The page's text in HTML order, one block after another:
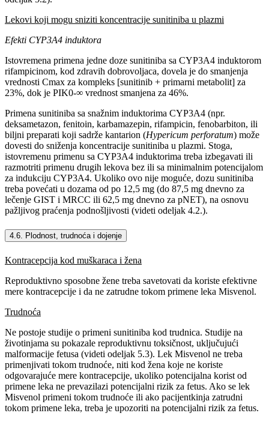
Lekovi koji mogu sniziti koncentracije sunitiniba u plazmi
Efekti CYP3A4 induktora
Istovremena primena jedne doze sunitiniba sa CYP3A4 induktorom
rifampicinom, kod zdravih dobrovoljaca, dovela je do smanjenja
vrednosti Cmax za kompleks [sunitinib + primarni metabolit] za
23%, dok je PIK0-∞ vrednost smanjena za 46%.
Primena sunitiniba sa snažnim induktorima CYP3A4 (npr.
deksametazon, fenitoin, karbamazepin, rifampicin, fenobarbiton, ili
biljni preparati koji sadrže kantarion (Hypericum perforatum) može
dovesti do sniženja koncentracije sunitiniba u plazmi. Stoga,
istovremenu primenu sa CYP3A4 induktorima treba izbegavati ili
razmotriti primenu drugih lekova bez ili sa minimalnim potencijalom
za indukciju CYP3A4. Ukoliko ovo nije moguće, dozu sunitiniba
treba povećati u dozama od po 12,5 mg (do 87,5 mg dnevno za
lečenje GIST i MRCC ili 62,5 mg dnevno za pNET), na osnovu
pažljivog praćenja podnošljivosti (videti odeljak 4.2.).
4.6. Plodnost, trudnoća i dojenje
Kontracepcija kod muškaraca i žena
Reproduktivno sposobne žene treba savetovati da koriste efektivne
mere kontracepcije i da ne zatrudne tokom primene leka Misvenol.
Trudnoća
Ne postoje studije o primeni sunitiniba kod trudnica. Studije na
životinjama su pokazale reproduktivnu toksičnost, uključujući
malformacije fetusa (videti odeljak 5.3). Lek Misvenol ne treba
primenjivati tokom trudnoće, niti kod žena koje ne koriste
odgovarajuće mere kontracepcije, ukoliko potencijalna korist od
primene leka ne prevazilazi potencijalni rizik za fetus. Ako se lek
Misvenol primeni tokom trudnoće ili ako pacijentkinja zatrudni
tokom primene leka, treba je upozoriti na potencijalni rizik za fetus.